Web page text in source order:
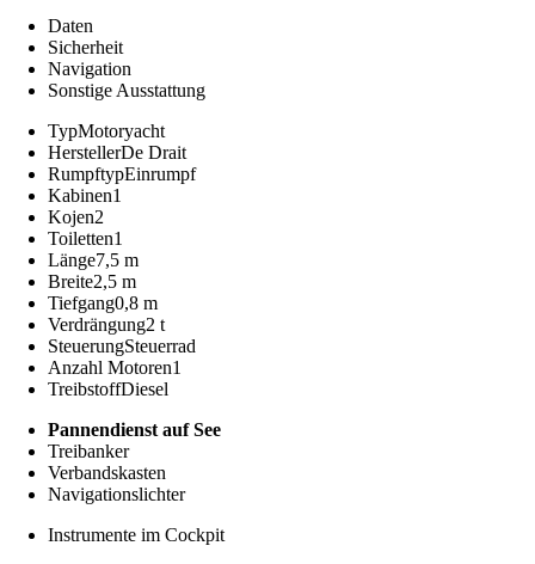
Daten
Sicherheit
Navigation
Sonstige Ausstattung
TypMotoryacht
HerstellerDe Drait
RumpftypEinrumpf
Kabinen1
Kojen2
Toiletten1
Länge7,5 m
Breite2,5 m
Tiefgang0,8 m
Verdrängung2 t
SteuerungSteuerrad
Anzahl Motoren1
TreibstoffDiesel
Pannendienst auf See
Treibanker
Verbandskasten
Navigationslichter
Instrumente im Cockpit